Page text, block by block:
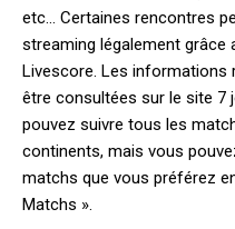
etc… Certaines rencontres
streaming légalement grâce
Livescore. Les informations
être consultées sur le site 7
pouvez suivre tous les
continents, mais vous
matchs que vous préférez
Matchs ».